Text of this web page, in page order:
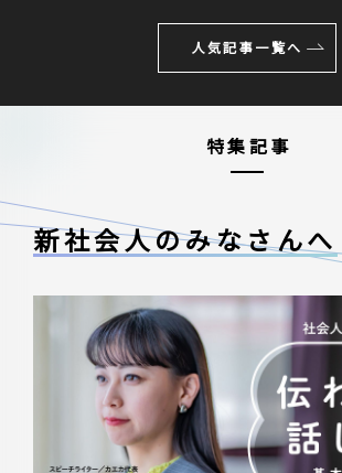
人気記事一覧へ
特集記事
新社会人のみなさんへ